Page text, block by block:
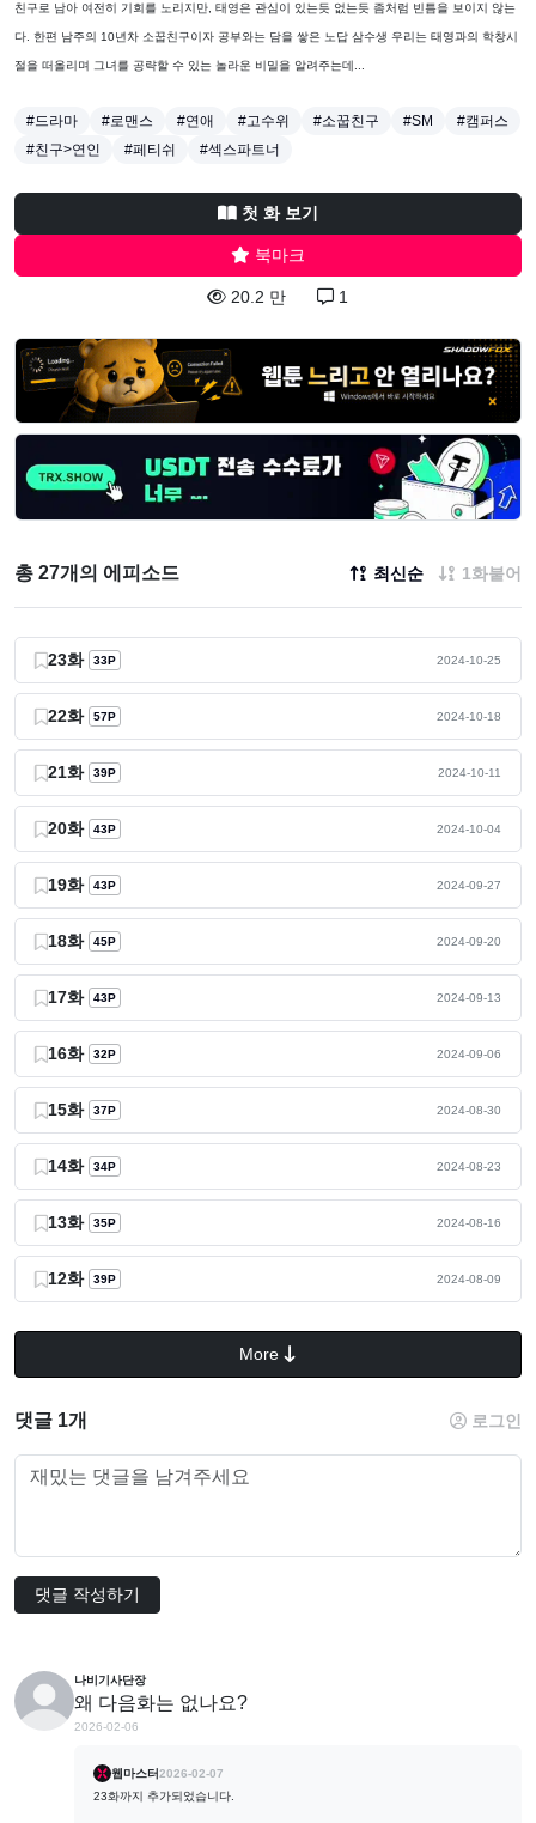
친구로 남아 여전히 기회를 노리지만, 태영은 관심이 있는듯 없는듯 좀처럼 빈틈을 보이지 않는
다. 한편 남주의 10년차 소꿉친구이자 공부와는 담을 쌓은 노답 삼수생 우리는 태영과의 학창시
절을 떠올리며 그녀를 공략할 수 있는 놀라운 비밀을 알려주는데...
#드라마 #로맨스 #연애 #고수위 #소꿉친구 #SM
#캠퍼스
#친구>연인
#페티쉬 #섹스파트너
첫 화 보기
북마크
20.2 만 1
총 27개의 에피소드 최신순 1화붙어
23화 33P 2024-10-25
22화 57P 2024-10-18
21화 39P 2024-10-11
20화 43P 2024-10-04
19화 43P 2024-09-27
18화 45P 2024-09-20
17화 43P 2024-09-13
16화 32P 2024-09-06
15화 37P 2024-08-30
14화 34P 2024-08-23
13화 35P 2024-08-16
12화 39P 2024-08-09
More
댓글 1개 로그인
댓글 작성하기
나비기사단장
왜 다음화는 없나요?
2026-02-06
웹마스터2026-02-07
23화까지 추가되었습니다.